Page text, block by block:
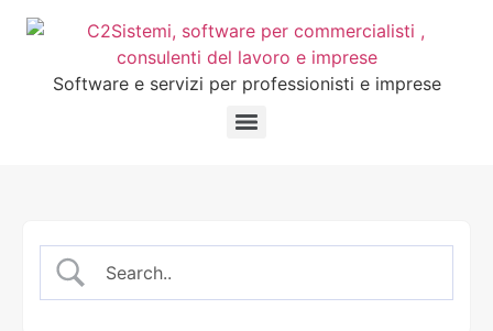
Software e servizi per professionisti e imprese